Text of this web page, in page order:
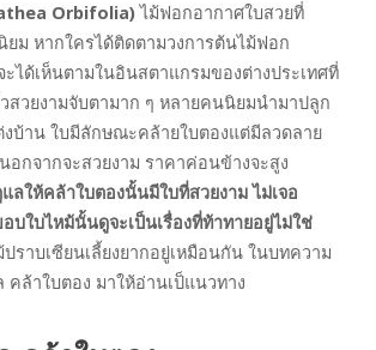
Orbifolia)ไม้ฟอกอากาศใบสวยที่
ยม หากใครได้ติดตามวงการต้นไม้ฟอก
ะได้เห็นตามในอินสตาแกรมของต่างประเทศที่
สวยงามจับตามาก ๆ หลายคนนิยมนำมาปลูก
บ้าน ใบมีลักษณะคล้ายใบตองแต่มีลวดลาย
อกจากจะสวยงาม ราคาค่อนข้างจะสูง
ลให้คล้าใบตองนั้นมีใบที่สวยงาม ไม่เจอ
บใบไหม้นั้นดูจะเป็นเรื่องที่ท้าทายอยู่ไม่ใช่
ราบเซียนเลี้ยงยากอยู่เหมือนกัน ในบทความ
คล้าใบตอง มาให้อ่านเป็แนวทาง